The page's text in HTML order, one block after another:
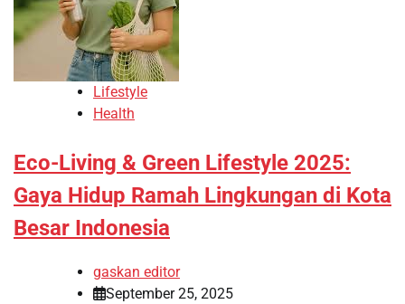
Lifestyle
Health
Eco-Living & Green Lifestyle 2025:
Gaya Hidup Ramah Lingkungan di Kota
Besar Indonesia
gaskan editor
September 25, 2025